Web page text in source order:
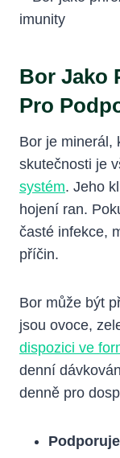
Bor Jako
Pro
Bor je minerál,
skutečnosti je
systém. Jeho
hojení ran.
časté infekce,
příčin.
Bor může být
jsou ovoce,
dispozici ve
denní
denně pro